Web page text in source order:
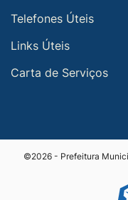
Telefones Úteis
Links Úteis
Carta de Serviços
©2026 - Prefeitura